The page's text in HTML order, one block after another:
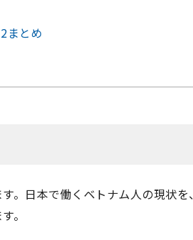
まとめ
。日本で働くベトナム人の現状
。